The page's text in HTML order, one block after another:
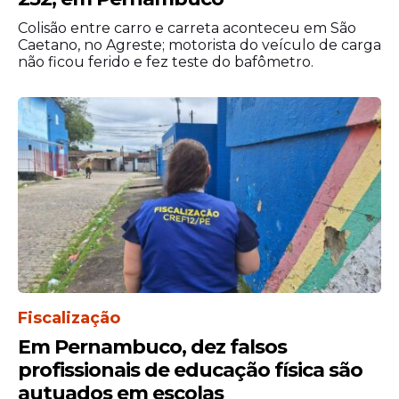
comprovante original da aposta e um
documento de identificação oficial com
foto para liberar o pagamento ao
disponíveis para resgate por até 90 dias
após a data do sorteio oficial.
Colisão entre carro e carreta aconteceu em São
Caetano, no Agreste; motorista do veículo de carga
não ficou ferido e fez teste do bafômetro.
Fiscalização
Em Pernambuco, dez falsos
profissionais de educação física são
autuados em escolas